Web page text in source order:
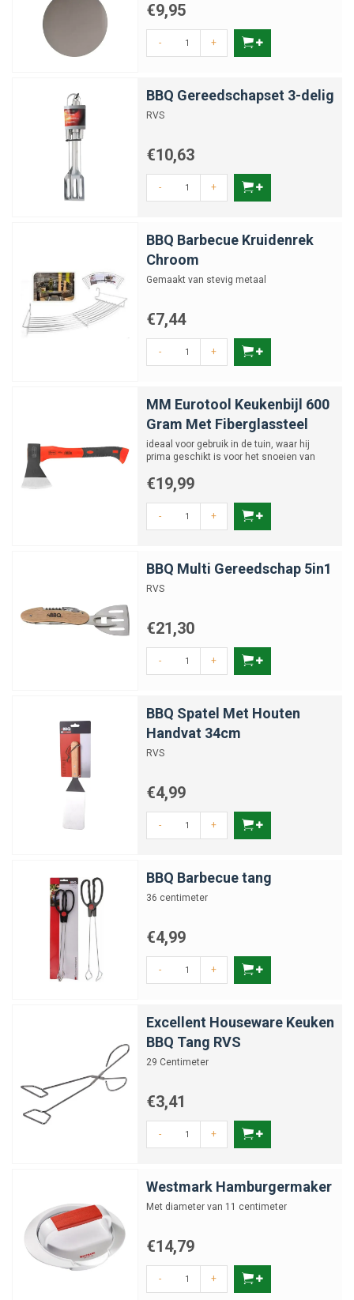
€9,95
- +
BBQ Gereedschapset 3-delig
RVS
€10,63
- +
BBQ Barbecue Kruidenrek
Chroom
Gemaakt van stevig metaal
€7,44
- +
MM Eurotool Keukenbijl 600
Gram Met Fiberglassteel
ideaal voor gebruik in de tuin, waar hij
prima geschikt is voor het snoeien van
€19,99
- +
BBQ Multi Gereedschap 5in1
RVS
€21,30
- +
BBQ Spatel Met Houten
Handvat 34cm
RVS
€4,99
- +
BBQ Barbecue tang
36 centimeter
€4,99
- +
Excellent Houseware Keuken
BBQ Tang RVS
29 Centimeter
€3,41
- +
Westmark Hamburgermaker
Met diameter van 11 centimeter
€14,79
- +